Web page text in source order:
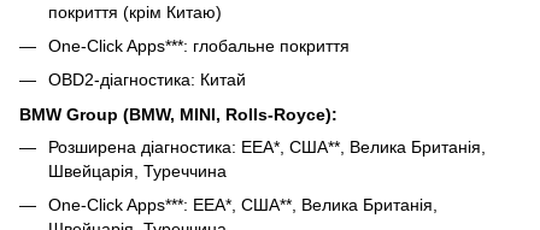
покриття (крім Китаю)
One-Click Apps***: глобальне покриття
OBD2-діагностика: Китай
BMW Group (BMW, MINI, Rolls-Royce):
Розширена діагностика: EEA*, США**, Велика Британія,
Швейцарія, Туреччина
One-Click Apps***: EEA*, США**, Велика Британія,